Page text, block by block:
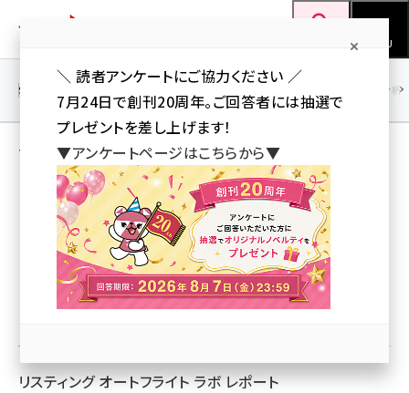
ン
MENU
seo (3524)
ai (2804)
youtube (2431)
note (2312)
z世代 (1622)
SEO アクセス解析／データ分析
ソース［4ページ目］
リスティング オートフライト ラボ レポー
【広告代理店さまへ】御社でリスティング オー
リスティング オートフライト ラボ レポート
＼ 読者アンケートにご協力ください ／
7月24日で創刊20周年。ご回答者には抽選で
プレゼントを差し上げます！
▼アンケートページはこちらから▼